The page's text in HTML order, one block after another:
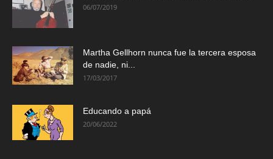
06/07/2019
Martha Gellhorn nunca fue la tercera esposa
de nadie, ni...
17/03/2017
Educando a papá
20/06/2022